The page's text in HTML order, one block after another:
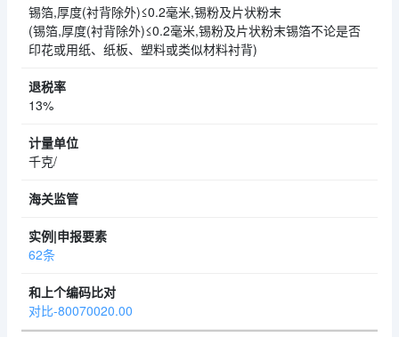
锡箔,厚度(衬背除外)≤0.2毫米,锡粉及片状粉末
(锡箔,厚度(衬背除外)≤0.2毫米,锡粉及片状粉末锡箔不论是否
印花或用纸、纸板、塑料或类似材料衬背)
13%
千克/
62条
对比-80070020.00